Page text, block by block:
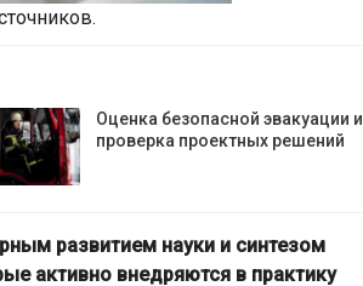
Оценка безопасной эвакуации и
проверка проектных решений
развитием науки и синтезом
активно внедряются в практику